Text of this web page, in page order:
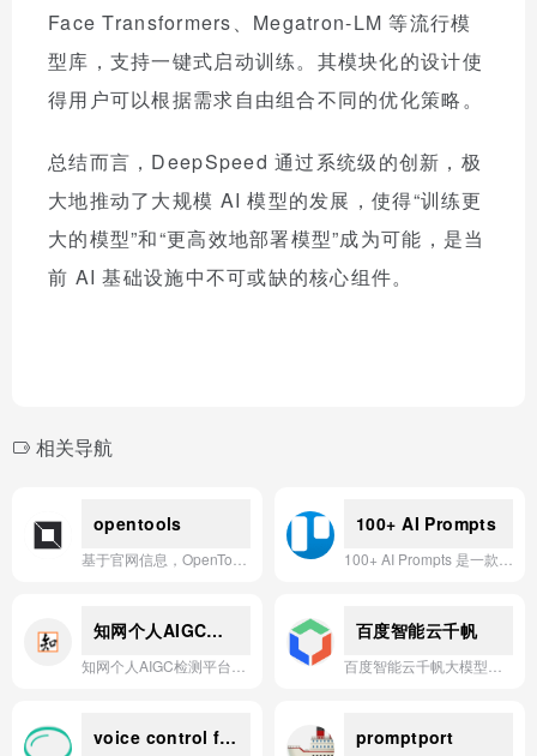
Face Transformers、Megatron-LM 等流行模
型库，支持一键式启动训练。其模块化的设计使
得用户可以根据需求自由组合不同的优化策略。
总结而言，DeepSpeed 通过系统级的创新，极
大地推动了大规模 AI 模型的发展，使得“训练更
大的模型”和“更高效地部署模型”成为可能，是当
前 AI 基础设施中不可或缺的核心组件。
相关导航
opentools 100+ AI Prompts
知网个人AIGC检测平台 百度智能云千帆
voice control for chatgpt promptport